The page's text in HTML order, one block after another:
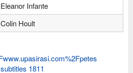
Eleanor Infante
Colin Hoult